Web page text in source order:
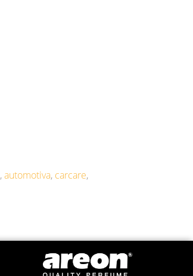
,automotiva, carcare,